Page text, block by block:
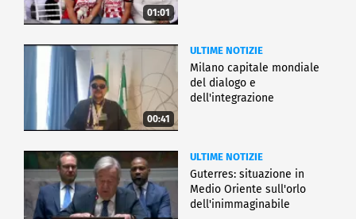
01:01
00:41
ULTIME NOTIZIE
Milano capitale mondiale
del dialogo e
dell'integrazione
ULTIME NOTIZIE
Guterres: situazione in
Medio Oriente sull'orlo
dell'inimmaginabile